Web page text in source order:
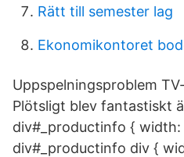
Rätt till semester lag
Ekonomikontoret
Uppspelningsproblem
Plötsligt blev fantastiskt
div#_productinfo { width:
div#_productinfo div {